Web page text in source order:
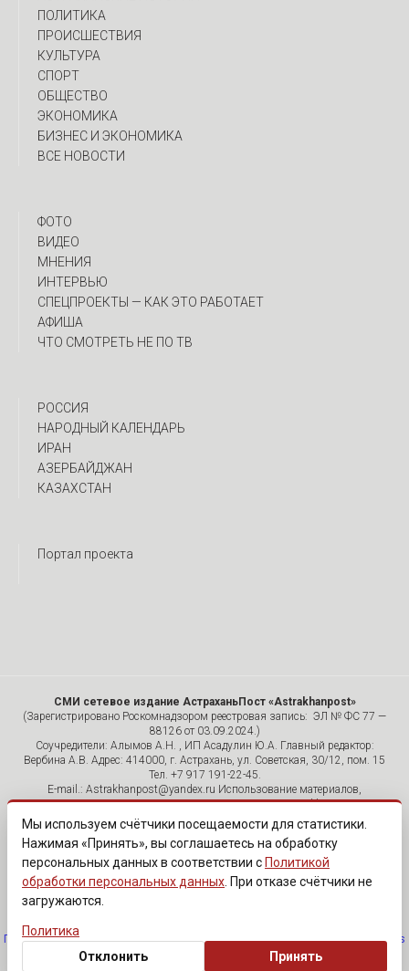
ПОЛИТИКА
ПРОИСШЕСТВИЯ
КУЛЬТУРА
СПОРТ
ОБЩЕСТВО
ЭКОНОМИКА
БИЗНЕС И ЭКОНОМИКА
ВСЕ НОВОСТИ
ФОТО
ВИДЕО
МНЕНИЯ
ИНТЕРВЬЮ
CПЕЦПРОЕКТЫ — КАК ЭТО РАБОТАЕТ
АФИША
ЧТО СМОТРЕТЬ НЕ ПО ТВ
РОССИЯ
НАРОДНЫЙ КАЛЕНДАРЬ
ИРАН
АЗЕРБАЙДЖАН
КАЗАХСТАН
Портал проекта
СМИ сетевое издание АстраханьПост «Astrakhanpost»
(Зарегистрировано Роскомнадзором реестровая запись: ЭЛ № ФС 77 —
88126 от 03.09.2024.)
Соучредители: Алымов А.Н. , ИП Асадулин Ю.А. Главный редактор:
Вербина А.В. Адрес: 414000, г. Астрахань, ул. Советская, 30/12, пом. 15
Тел. +7 917 191-22-45.
E-mail.: Astrakhanpost@yandex.ru Использование материалов,
размещенных на страницах сетевого издания «Astrakhanpost»,
допускается исключительно с указанием источника и публикацией
активной гиперссылки на портал Astrakhanpost.ru. Комментарии
читателей сайта размещаются без предварительного редактирования.
Редакция оставляет за собой право удалить их с сайта или
отредактировать, если указанные сообщения нарушают законы РФ.
«САЙТ ПРЕДНАЗНАЧЕН ДЛЯ АУДИТОРИИ 18+»
Политика обработки персональных данных·Изменить согласие на cookies
Мы используем счётчики посещаемости для статистики.
Нажимая «Принять», вы соглашаетесь на обработку
персональных данных в соответствии с Политикой
обработки персональных данных . При отказе счётчики не
загружаются.
Политика
Отклонить
Принять